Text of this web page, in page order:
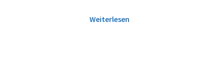
Weiterlesen